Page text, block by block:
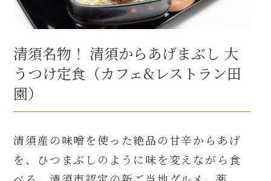
清須名物！ 清須からあげまぶし 大
うつけ定食（カフェ&レストラン田
園）
清須産の味噌を使った絶品の甘辛からあげ
を、ひつまぶしのように味を変えながら食